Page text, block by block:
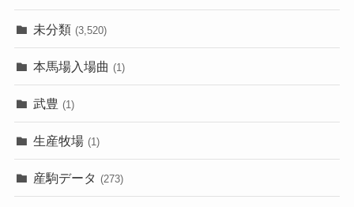
未分類 (3,520)
本馬場入場曲 (1)
武豊 (1)
生産牧場 (1)
産駒データ (273)